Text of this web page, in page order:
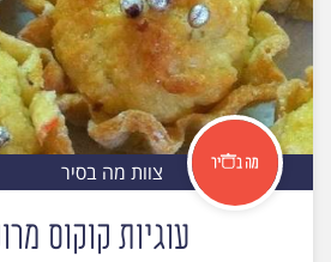
צוות מה בסיר
עוגיות קוקוס